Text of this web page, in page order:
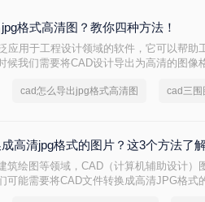
格式高清图？教你四种方法！
应用于工程设计领域的软件，它可以帮助
候我们需要将CAD设计导出为高清的图像
cad怎么导出jpg格式高清图
高清jpg格式的图片？这3个方法了
筑绘图等领域，CAD（计算机辅助设计）
可能需要将CAD文件转换成高清JPG格式